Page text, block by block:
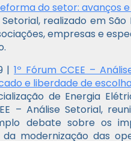
do setor: avanços
Setorial, realizado em
empresas e
|1º Fórum CCEE –
e liberdade de
de Energia
– Análise Setorial,
debate sobre os
da modernização das